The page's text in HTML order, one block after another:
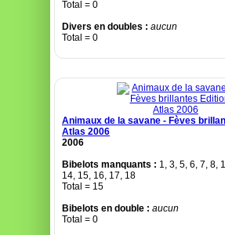
Total = 0
Divers en doubles : aucun
Total = 0
Animaux de la savane - Fèves
Atlas 2006
2006
Bibelots manquants : 1, 3, 5, 6, 7, 8,
14, 15, 16, 17, 18
Total = 15
Bibelots en double : aucun
Total = 0